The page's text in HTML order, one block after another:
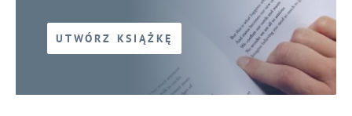
UTWÓRZ KSIĄŻKĘ